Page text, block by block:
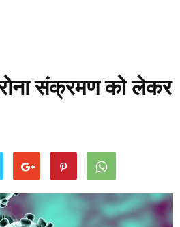
संक्रमण को लेकर